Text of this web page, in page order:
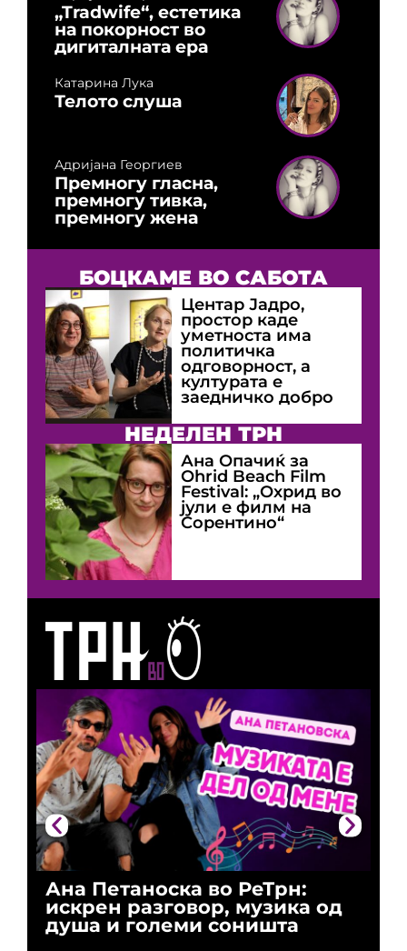
Ана Петаноска во РеТрн:
искрен разговор, музика од
душа и големи соништа
„Tradwife“, естетика
на покорност во
дигиталната ера
Катарина Лука
Телото слуша
Адријана Георгиев
Премногу гласна,
премногу тивка,
премногу жена
БОЦКАМЕ ВО САБОТА
Центар Јадро,
простор каде
уметноста има
политичка
одговорност, а
културата е
заедничко добро
НЕДЕЛЕН ТРН
Ана Опачиќ за
Оhrid Beach Film
Festival: „Охрид во
јули е филм на
Сорентино“